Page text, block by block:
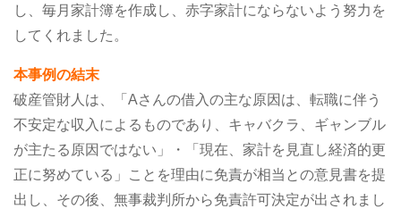
し、毎月家計簿を作成し、赤字家計にならないよう努力を
してくれました。
本事例の結末
破産管財人は、「Aさんの借入の主な原因は、転職に伴う
不安定な収入によるものであり、キャバクラ、ギャンブル
が主たる原因ではない」・「現在、家計を見直し経済的更
正に努めている」ことを理由に免責が相当との意見書を提
出し、その後、無事裁判所から免責許可決定が出されまし